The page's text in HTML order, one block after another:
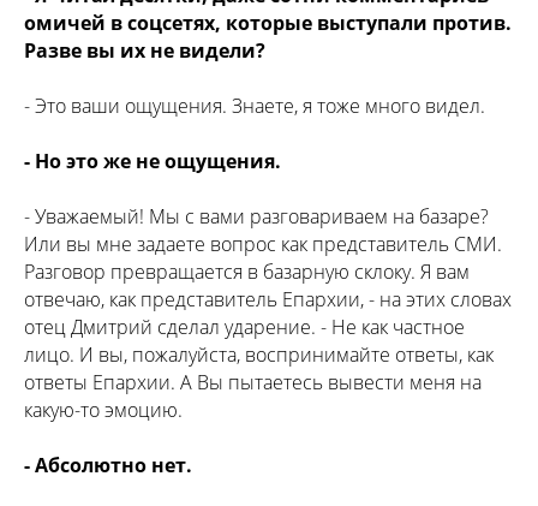
омичей в соцсетях, которые выступали против.
Разве вы их не видели?
- Это ваши ощущения. Знаете, я тоже много видел.
- Но это же не ощущения.
- Уважаемый! Мы с вами разговариваем на базаре?
Или вы мне задаете вопрос как представитель СМИ.
Разговор превращается в базарную склоку. Я вам
отвечаю, как представитель Епархии, - на этих словах
отец Дмитрий сделал ударение. - Не как частное
лицо. И вы, пожалуйста, воспринимайте ответы, как
ответы Епархии. А Вы пытаетесь вывести меня на
какую-то эмоцию.
- Абсолютно нет.